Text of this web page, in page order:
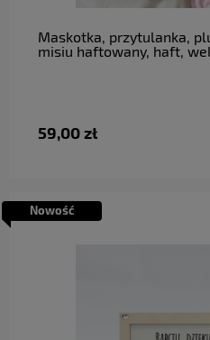
Maskotka, przytulanka,
misiu haftowany, haft,
59,00 zł
Nowość